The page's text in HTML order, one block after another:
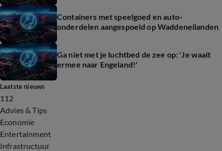
Containers met speelgoed en auto-
onderdelen aangespoeld op Waddeneilanden
Ga niet met je luchtbed de zee op: 'Je waait
ermee naar Engeland!'
Laatste nieuws
112
Advies & Tips
Economie
Entertainment
Infrastructuur